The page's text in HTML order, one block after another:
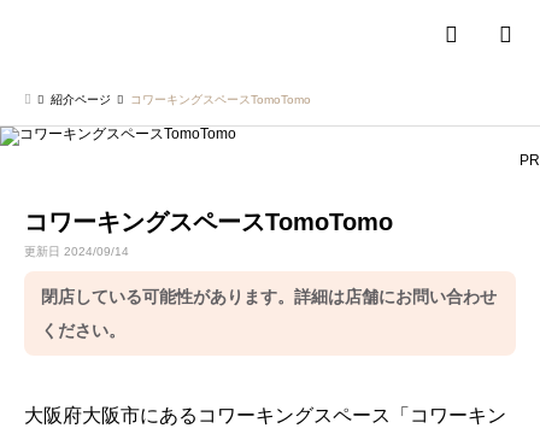
紹介ページ コワーキングスペースTomoTomo
PR
コワーキングスペースTomoTomo
更新日 2024/09/14
閉店している可能性があります。詳細は店舗にお問い合わせ
ください。
大阪府大阪市にあるコワーキングスペース「コワーキン